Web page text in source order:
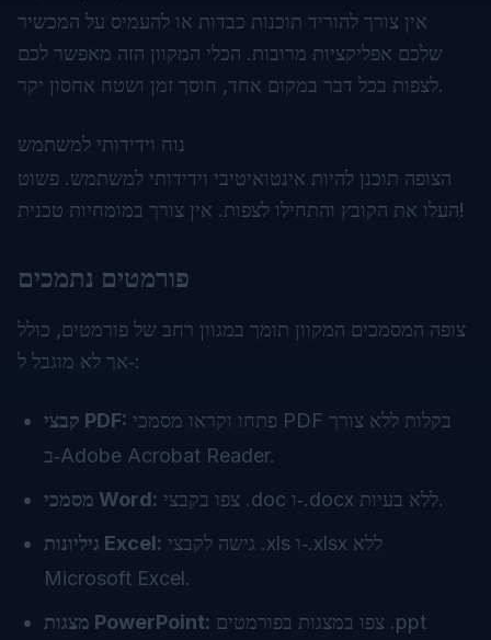
אין צורך להוריד תוכנות כבדות או להעמיס על המכשיר
שלכם אפליקציות מרובות. הכלי המקוון הזה מאפשר לכם
לצפות בכל דבר במקום אחד, חוסך זמן ושטח אחסון יקר.
נוח וידידותי למשתמש
הצופה תוכנן להיות אינטואיטיבי וידידותי למשתמש. פשוט
העלו את הקובץ והתחילו לצפות. אין צורך במומחיות טכנית!
פורמטים נתמכים
צופה המסמכים המקוון תומך במגוון רחב של פורמטים, כולל
אך לא מוגבל ל‑:
קבצי PDF:
ב‑Adobe Acrobat Reader.
מסמכי Word:
צפו בקבצי .doc ו‑.docx ללא בעיות.
גיליונות Excel:
Microsoft Excel.
מצגות PowerPoint: